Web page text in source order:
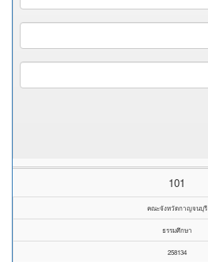
101
คณะจังหวัดกาญจนบุรี
ธรรมศึกษา
258134